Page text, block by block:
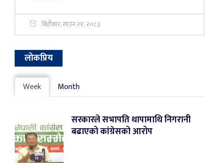
बिहीबार, साउन २१, २०८३
लोकप्रिय
Week Month
सरकारले सभापति थापामाथि निगरानी
बढाएको कांग्रेसको आरोप